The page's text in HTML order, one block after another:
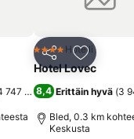
747 arviota)
Jaa Lisää
4 Tähtiluokitus
Hotelli
Hotel Lovec
8,4 Erittäin hyvä (3
Bled, 0.3 km
Keskusta